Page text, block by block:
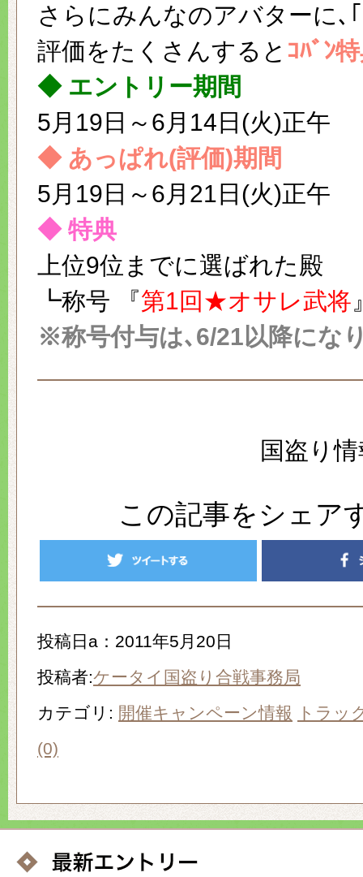
さらにみんなのアバターに､｢
評価をたくさんすると ｺﾊﾞﾝ
◆ エントリー期間
5月19日～6月14日(火)正午
◆ あっぱれ(評価)期間
5月19日～6月21日(火)正午
◆ 特典
上位9位までに選ばれた殿
┗称号 『第1回★オサレ武将
※称号付与は､6/21以降にな
国盗り
この記事をシェア
投稿日a：2011年5月20日
投稿者:ケータイ国盗り合戦事務局
カテゴリ: 開催キャンペーン情報
トラッ
(0)